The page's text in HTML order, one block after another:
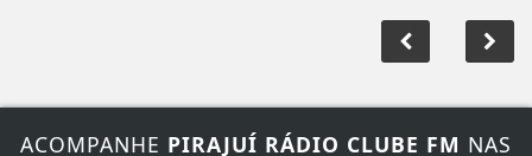
ACOMPANHE PIRAJUÍ RÁDIO CLUBE FM NAS